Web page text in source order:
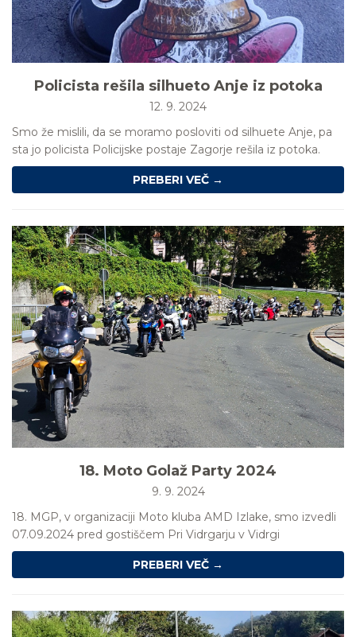
Policista rešila silhueto Anje iz potoka
12. 9. 2024
Smo že mislili, da se moramo posloviti od silhuete Anje, pa
sta jo policista Policijske postaje Zagorje rešila iz potoka.
PREBERI VEČ →
18. Moto Golaž Party 2024
9. 9. 2024
18. MGP, v organizaciji Moto kluba AMD Izlake, smo izvedli
07.09.2024 pred gostiščem Pri Vidrgarju v Vidrgi
PREBERI VEČ →